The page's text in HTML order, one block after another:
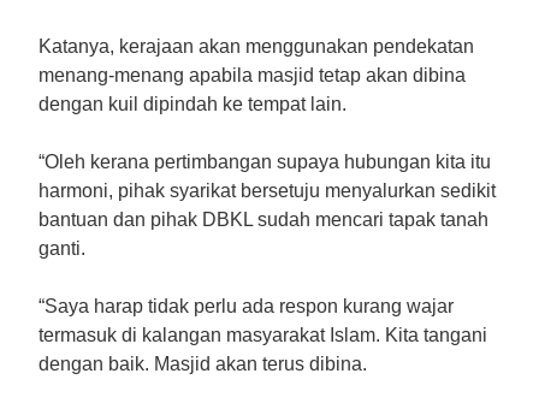
Katanya, kerajaan akan menggunakan pendekatan
menang-menang apabila masjid tetap akan dibina
dengan kuil dipindah ke tempat lain.
“Oleh kerana pertimbangan supaya hubungan kita itu
harmoni, pihak syarikat bersetuju menyalurkan sedikit
bantuan dan pihak DBKL sudah mencari tapak tanah
ganti.
“Saya harap tidak perlu ada respon kurang wajar
termasuk di kalangan masyarakat Islam. Kita tangani
dengan baik. Masjid akan terus dibina.